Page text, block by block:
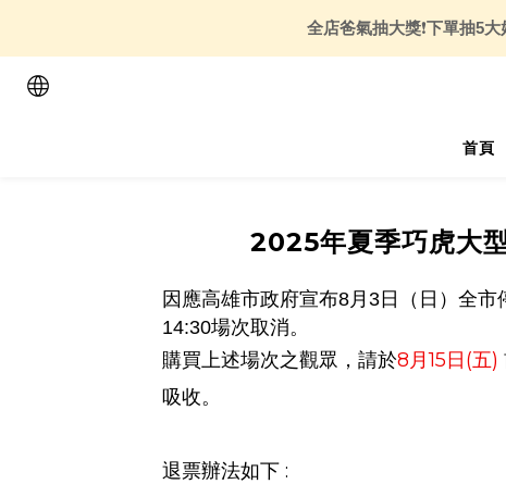
首頁
2025年夏季巧虎大
因應高雄市政府宣布8月 3 日（日）全市
14:30場次取消。
購買上述場次之觀眾，請於8月15日(五)
吸收。
退票辦法如下 :
全店爸氣抽大獎❗下單抽5大